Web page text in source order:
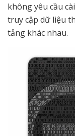
không yêu cầu
truy cập dữ liệu
tảng khác nhau.